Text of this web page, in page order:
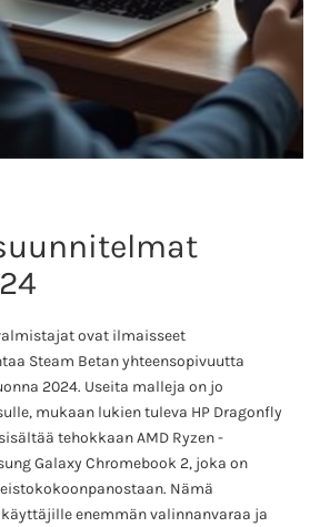
ovat ilmaisseet
Steam Betan yhteensopivuutta
2024. Useita malleja on jo
mukaan lukien tuleva HP Dragonfly
tehokkaan AMD Ryzen -
Galaxy Chromebook 2, joka on
Nämä
enemmän valinnanvaraa ja